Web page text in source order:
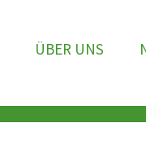
ÜBER UNS